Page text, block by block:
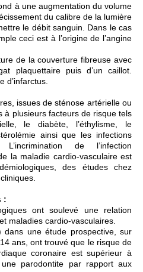
à une augmentation du volume
du calibre de la lumière
le débit sanguin. Dans le cas
ceci est à l’origine de l’angine
de la couverture fibreuse avec
plaquettaire puis d’un caillot.
d’infarctus.
issues de sténose artérielle ou
à plusieurs facteurs de risque tels
le diabète, l’éthylisme, le
ainsi que les infections
L’incrimination de l’infection
la maladie cardio-vasculaire est
des études chez
:
ont soulevé une relation
maladies cardio-vasculaires.
une étude prospective, sur
ans, ont trouvé que le risque de
coronaire est supérieur à
parodontite par rapport aux